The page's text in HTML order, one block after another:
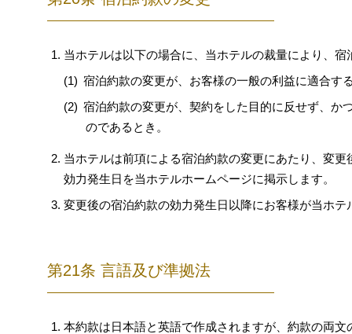
当ホテルは以下の場合に、当ホテルの裁量により、
宿泊約款の変更が、お客様の一般の利益に適合す
宿泊約款の変更が、契約をした目的に反せず、か
のであるとき。
当ホテルは前項による宿泊約款の変更にあたり、変
効力発生日を当ホテルホームページに掲示します。
変更後の宿泊約款の効力発生日以降にお客様が当ホ
第21条 言語及び準拠法
本約款は日本語と英語で作成されますが、約款の両